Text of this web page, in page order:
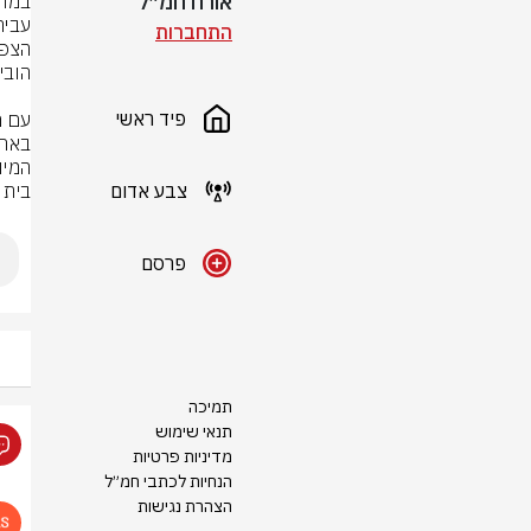
התחברות
פיד ראשי
צבע אדום
פרסם
תמיכה
תנאי שימוש
מדיניות פרטיות
הנחיות לכתבי חמ״ל
הצהרת נגישות